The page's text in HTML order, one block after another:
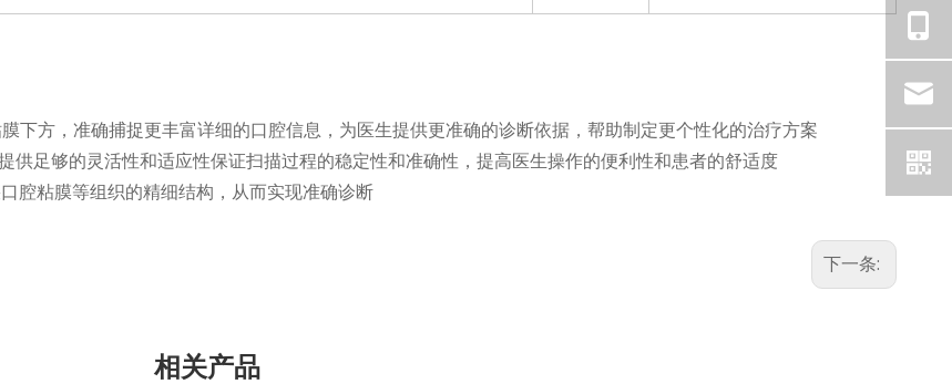
方，准确捕捉更丰富详细的口腔信息，为医生提供更准确的诊断依据，帮助制定更个性化的治疗方案
足够的灵活性和适应性保证扫描过程的稳定性和准确性，提高医生操作的便利性和患者的舒适度
腔粘膜等组织的精细结构，从而实现准确诊断
下一条:
相关产品